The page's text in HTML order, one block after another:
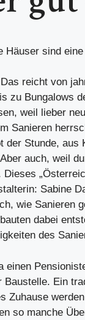
Häuser sind
reicht von
zu Bungalows
weil lieber
Sanieren
der Stunde, aus
auch, weil
Sabine
wie Sanieren
dabei
des
einen
Baustelle. Ein
Zuhause
so manche